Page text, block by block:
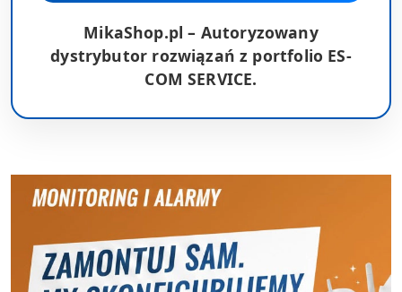
MikaShop.pl – Autoryzowany
dystrybutor rozwiązań z portfolio ES-
COM SERVICE.